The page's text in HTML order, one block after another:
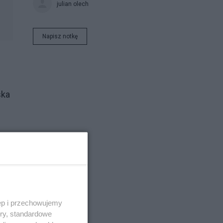
julian olech
Napisz notkę
i przechowujemy
standardowe